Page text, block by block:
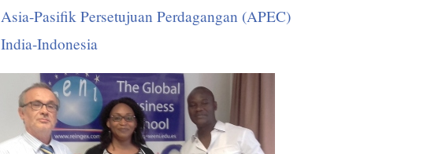
Asia-Pasifik Persetujuan Perdagangan (APEC)
India-Indonesia